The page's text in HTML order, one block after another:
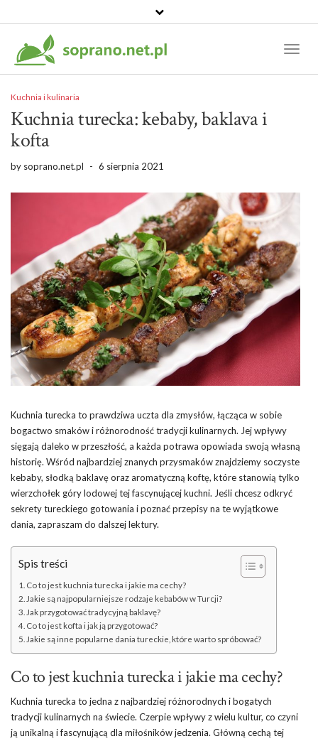
Kuchnia i kulinaria
Kuchnia turecka: kebaby, baklava i
kofta
by soprano.net.pl - 6 sierpnia 2021
Kuchnia turecka to prawdziwa uczta dla zmysłów, łącząca w sobie
bogactwo smaków i różnorodność tradycji kulinarnych. Jej wpływy
sięgają daleko w przeszłość, a każda potrawa opowiada swoją własną
historię. Wśród najbardziej znanych przysmaków znajdziemy soczyste
kebaby, słodką baklavę oraz aromatyczną koftę, które stanowią tylko
wierzchołek góry lodowej tej fascynującej kuchni. Jeśli chcesz odkryć
sekrety tureckiego gotowania i poznać przepisy na te wyjątkowe
dania, zapraszam do dalszej lektury.
Spis treści
Co to jest kuchnia turecka i jakie ma cechy?
Jakie są najpopularniejsze rodzaje kebabów w Turcji?
Jak przygotować tradycyjną baklavę?
Co to jest kofta i jak ją przygotować?
Jakie są inne popularne dania tureckie, które warto spróbować?
Co to jest kuchnia turecka i jakie ma cechy?
Kuchnia turecka to jedna z najbardziej różnorodnych i bogatych
tradycji kulinarnych na świecie. Czerpie wpływy z wielu kultur, co czyni
ją unikalną i fascynującą dla miłośników jedzenia. Główną cechą tej